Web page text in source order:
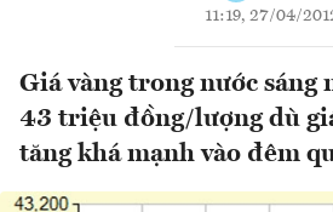
11:19, 27/04/
Giá vàng trong nước sáng
43 triệu đồng/lượng dù
tăng khá mạnh vào đêm